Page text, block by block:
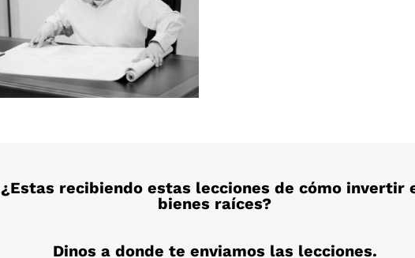
¿Estas recibiendo estas lecciones de cómo invertir
bienes raíces?
Dinos a donde te enviamos las lecciones.